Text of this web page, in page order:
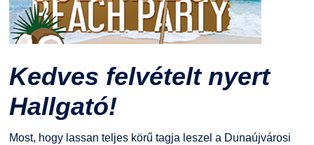
Kedves felvételt nyert
Hallgató!
Most, hogy lassan teljes körű tagja leszel a Dunaújvárosi